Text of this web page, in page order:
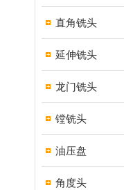
直角铣头
延伸铣头
龙门铣头
镗铣头
油压盘
角度头